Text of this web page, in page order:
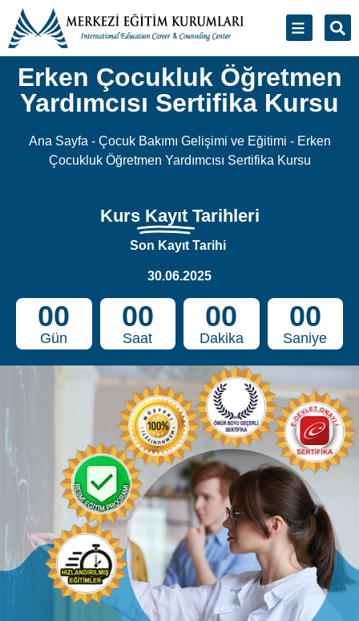
Yardımcısı Sertifika Kursu
Çocuk Bakımı Gelişimi ve Eğitimi
Çocukluk Öğretmen Yardımcısı Sertifika Kursu
KursKayıt Tarihleri
Son Kayıt Tarihi
00 00